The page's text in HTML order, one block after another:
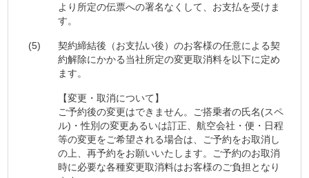
より所定の伝票への署名なくして、お支払を受けま
す。
(5)
契約締結後（お支払い後）のお客様の任意による契
約解除にかかる当社所定の変更取消料を以下に定め
ます。
【変更・取消について】
ご予約後の変更はできません。ご搭乗者の氏名(スペ
ル) ・性別の変更あるいは訂正、航空会社・便・日程
等の変更をご希望される場合は、ご予約をお取消し
の上、再予約をお願いいたします。ご予約のお取消
時に必要な各種変更取消料はお客様のご負担となり